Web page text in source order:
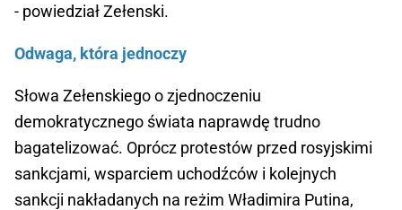
- powiedział Zełenski.
Odwaga, która jednoczy
Słowa Zełenskiego o zjednoczeniu
demokratycznego świata naprawdę trudno
bagatelizować. Oprócz protestów przed rosyjskimi
sankcjami, wsparciem uchodźców i kolejnych
sankcji nakładanych na reżim Władimira Putina,